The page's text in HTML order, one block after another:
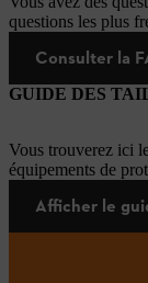
questions les plus
Consulter la
GUIDE DES
Vous trouverez ici
équipements de
Afficher le